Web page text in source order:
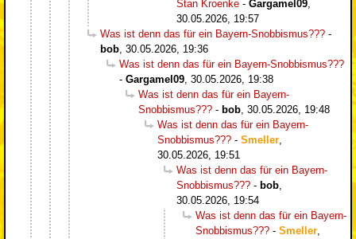
Stan Kroenke - Gargamel09,
30.05.2026, 19:57
Was ist denn das für ein Bayern-Snobbismus??? -
bob, 30.05.2026, 19:36
Was ist denn das für ein Bayern-Snobbismus???
- Gargamel09, 30.05.2026, 19:38
Was ist denn das für ein Bayern-
Snobbismus??? - bob, 30.05.2026, 19:48
Was ist denn das für ein Bayern-
Snobbismus??? - Smeller,
30.05.2026, 19:51
Was ist denn das für ein Bayern-
Snobbismus??? - bob,
30.05.2026, 19:54
Was ist denn das für ein Bayern-
Snobbismus??? - Smeller,